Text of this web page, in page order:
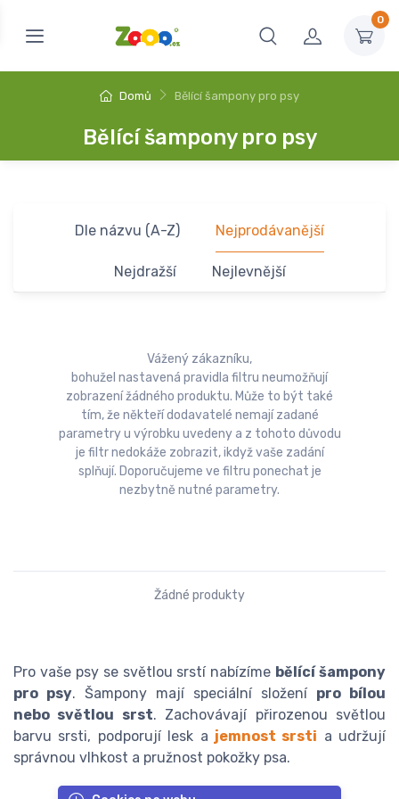
0
Domů Bělící šampony pro psy
Bělící šampony pro psy
Dle názvu (A-Z) Nejprodávanější
Nejdražší Nejlevnější
Vážený zákazníku,
bohužel nastavená pravidla filtru neumožňují
zobrazení žádného produktu. Může to být také
tím, že někteří dodavatelé nemají zadané
parametry u výrobku uvedeny a z tohoto důvodu
je filtr nedokáže zobrazit, ikdyž vaše zadání
splňují. Doporučujeme ve filtru ponechat je
nezbytně nutné parametry.
Žádné produkty
Pro vaše psy se světlou srstí nabízíme bělící šampony
pro psy. Šampony mají speciální složení pro bílou
nebo světlou srst. Zachovávají přirozenou světlou
barvu srsti, podporují lesk a jemnost srsti a udržují
správnou vlhkost a pružnost pokožky psa.